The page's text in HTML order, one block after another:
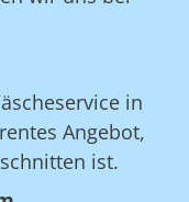
in
Angebot,
ist.